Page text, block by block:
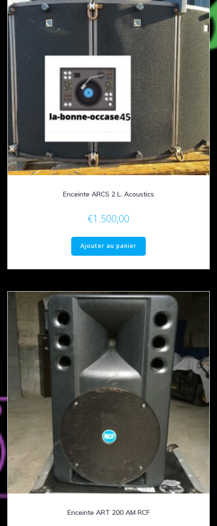
Enceinte ARCS 2 L. Acoustics
€1.500,00
Ajouter au panier
Enceinte ART 200 AM RCF